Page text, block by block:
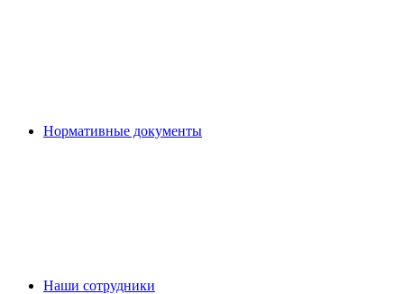
Нормативные документы
Наши сотрудники